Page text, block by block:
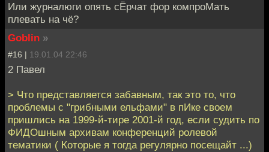
Или журналюги опять сЁрчат фор компроМать
плевать на чё?
Goblin »
#16 | 19.01.04 22:46
2 Павел
> Что представляется забавным, так это то, что
проблемы с "грибными ельфами" в пИке своем
пришлись на 1999-й-тире 2001-й год, если судить по
ФИДОшным архивам конференций ролевой
тематики ( Которые я тогда регулярно посещайт ...)